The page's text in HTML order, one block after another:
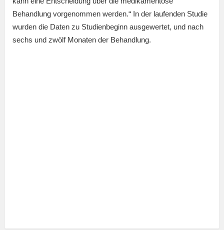
Behandlung vorgenommen werden.“ In der laufenden Studie
wurden die Daten zu Studienbeginn ausgewertet, und nach
sechs und zwölf Monaten der Behandlung.